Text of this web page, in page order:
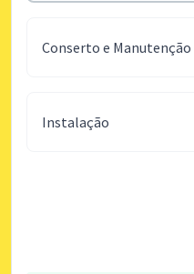
Conserto e Manutenção
Instalação